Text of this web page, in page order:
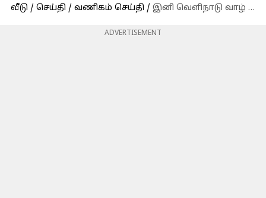
வீடு / செய்தி / வணிகம் செய்தி / இனி வெளிநாடு வாழ் இந்தியர்களும் புக் செய்யலாம்; ஸ்விக்கியின் அசத்தல் அறிவிப்பு
ADVERTISEMENT